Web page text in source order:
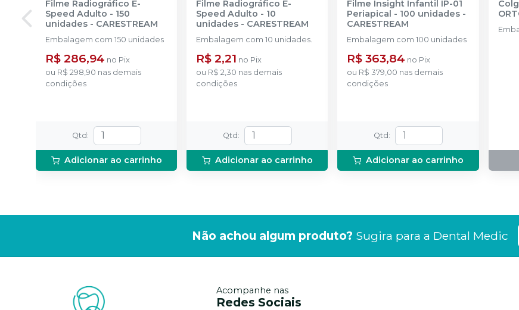
Filme Radiográfico E-
Speed Adulto - 150
unidades - CARESTREAM
Embalagem com 150 unidades
R$ 286,94 no Pix
ou R$ 298,90 nas demais
condições
Qtd :
Adicionar ao carrinho
Filme Radiográfico E-
Speed Adulto - 10
unidades - CARESTREAM
Embalagem com 10 unidades.
R$ 2,21 no Pix
ou R$ 2,30 nas demais
condições
Qtd :
Adicionar ao carrinho
Filme Insight Infantil IP-01
Periapical - 100 unidades -
CARESTREAM
Embalagem com 100 unidades
R$ 363,84 no Pix
ou R$ 379,00 nas demais
condições
Qtd :
Adicionar ao carrinho
Não achou algum produto? Sugira para a Dental Medic
Acompanhe nas
Redes Sociais